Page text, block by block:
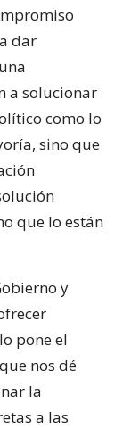
dar
a solucionar
como lo
sino que
que lo están
y
pone el
nos dé
la
a las